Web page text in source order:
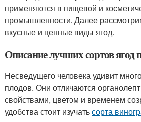
применяются в пищевой и
промышленности. Далее
вкусные и ценные виды ягод.
Описание лучших сортов ягод
Несведущего человека удивит
плодов. Они отличаются
свойствами, цветом и временем
удобства стоит изучатьсорта